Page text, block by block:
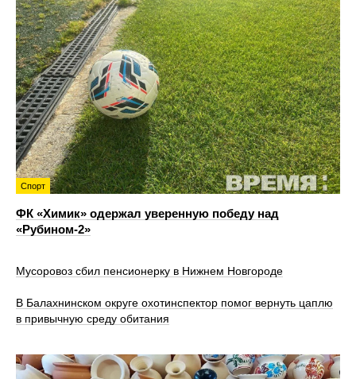
Спорт
ФК «Химик» одержал уверенную победу над
«Рубином‑2»
Мусоровоз сбил пенсионерку в Нижнем Новгороде
В Балахнинском округе охотинспектор помог вернуть цаплю
в привычную среду обитания